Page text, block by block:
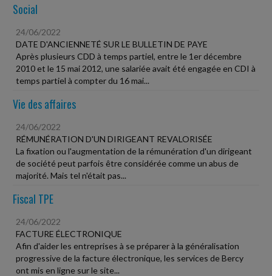
Social
24/06/2022
DATE D'ANCIENNETÉ SUR LE BULLETIN DE PAYE
Après plusieurs CDD à temps partiel, entre le 1er décembre
2010 et le 15 mai 2012, une salariée avait été engagée en CDI à
temps partiel à compter du 16 mai...
Vie des affaires
24/06/2022
RÉMUNÉRATION D'UN DIRIGEANT REVALORISÉE
La fixation ou l'augmentation de la rémunération d'un dirigeant
de société peut parfois être considérée comme un abus de
majorité. Mais tel n'était pas...
Fiscal TPE
24/06/2022
FACTURE ÉLECTRONIQUE
Afin d'aider les entreprises à se préparer à la généralisation
progressive de la facture électronique, les services de Bercy
ont mis en ligne sur le site...